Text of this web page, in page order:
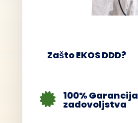
Zašto EKOS DDD?
 100% Garancija
zadovoljstva